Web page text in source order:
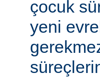
çocuk
yeni